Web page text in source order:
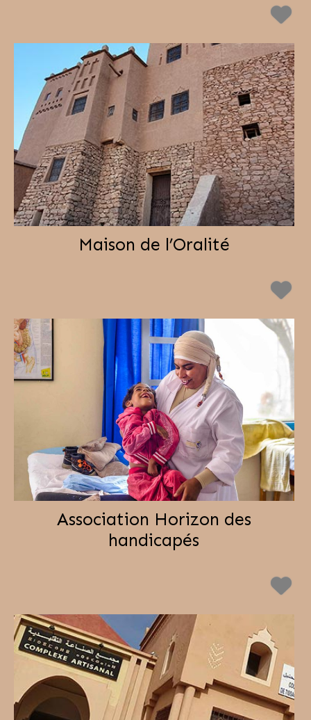
Maison de l’Oralité
Association Horizon des
handicapés